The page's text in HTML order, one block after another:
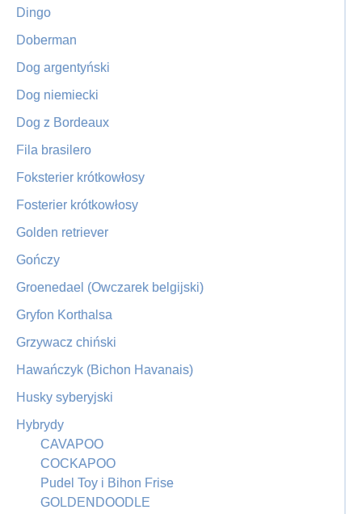
Dingo
Doberman
Dog argentyński
Dog niemiecki
Dog z Bordeaux
Fila brasilero
Foksterier krótkowłosy
Fosterier krótkowłosy
Golden retriever
Gończy
Groenedael (Owczarek belgijski)
Gryfon Korthalsa
Grzywacz chiński
Hawańczyk (Bichon Havanais)
Husky syberyjski
Hybrydy
CAVAPOO
COCKAPOO
Pudel Toy i Bihon Frise
GOLDENDOODLE